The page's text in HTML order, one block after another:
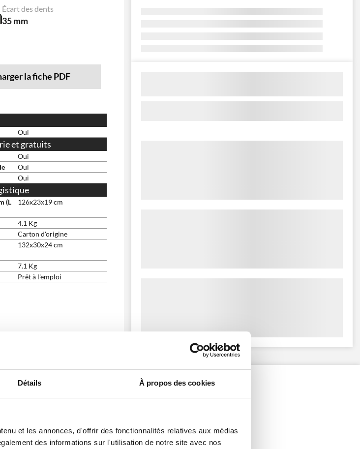
Détails À propos des cookies
et les annonces, d'offrir des fonctionnalités relatives aux médias
des informations sur l'utilisation de notre site avec nos
Écart des dents
35 mm
la fiche PDF
Oui
et gratuits
Oui
Oui
Oui
(L
126x23x19 cm
4.1 Kg
Carton d'origine
132x30x24 cm
7.1 Kg
Prêt à l'emploi